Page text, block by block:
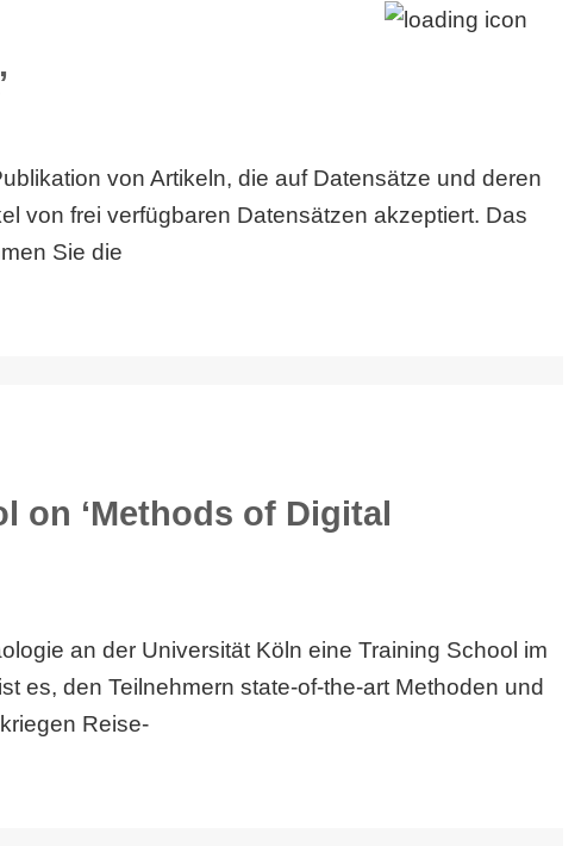
von Artikeln, die auf Datensätze und deren
von frei verfügbaren Datensätzen akzeptiert. Das
Sie die
on ‘Methods of Digital
an der Universität Köln eine Training School im
es, den Teilnehmern state-of-the-art Methoden und
Reise-